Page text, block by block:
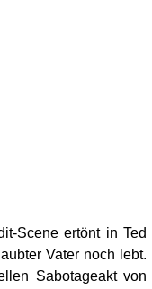
Scene ertönt in Ted
Vater noch lebt.
Sabotageakt von